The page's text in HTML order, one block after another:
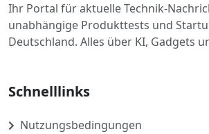
Ihr Portal für aktuelle Technik-
unabhängige Produkttests und
Deutschland. Alles über KI, Gadgets
Schnelllinks
Nutzungsbedingungen